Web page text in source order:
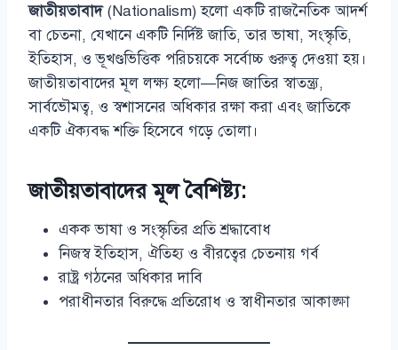
জাতীয়তাবাদ(Nationalism) হলো একটি রাজনৈতিক আদর্শ
বা চেতনা, যেখানে একটি নির্দিষ্ট জাতি, তার ভাষা, সংস্কৃতি,
ইতিহাস, ও ভূখণ্ডভিত্তিক পরিচয়কে সর্বোচ্চ গুরুত্ব দেওয়া হয়।
জাতীয়তাবাদের মূল লক্ষ্য হলো—নিজ জাতির স্বাতন্ত্র্য,
সার্বভৌমত্ব, ও স্বশাসনের অধিকার রক্ষা করা এবং জাতিকে
একটি ঐক্যবদ্ধ শক্তি হিসেবে গড়ে তোলা।
জাতীয়তাবাদের মূল বৈশিষ্ট্য:
একক ভাষা ও সংস্কৃতির প্রতি শ্রদ্ধাবোধ
নিজস্ব ইতিহাস, ঐতিহ্য ও বীরত্বের চেতনায় গর্ব
রাষ্ট্র গঠনের অধিকার দাবি
পরাধীনতার বিরুদ্ধে প্রতিরোধ ও স্বাধীনতার আকাঙ্ক্ষা